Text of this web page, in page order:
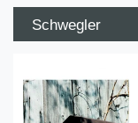
Schwegler